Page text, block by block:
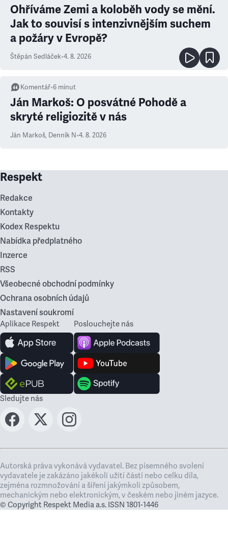
Ohříváme Zemi a koloběh vody se mění.
Jak to souvisí s intenzivnějším suchem
a požáry v Evropě?
Štěpán Sedláček•4. 8. 2026
Komentář•6 minut
Ján Markoš: O posvátné Pohodě a
skryté religiozitě v nás
Ján Markoš, Denník N•4. 8. 2026
Respekt
Redakce
Kontakty
Kodex Respektu
Nabídka předplatného
Inzerce
RSS
Všeobecné obchodní podmínky
Ochrana osobních údajů
Nastavení soukromí
Aplikace Respekt Poslouchejte nás
Sledujte nás
Autorská práva vykonává vydavatel. Bez písemného svolení
vydavatele je zakázáno jakékoli užití částí nebo celku díla,
zejména rozmnožování a šíření jakýmkoli způsobem,
mechanickým nebo elektronickým, v českém nebo jiném jazyce.
© Copyright Respekt Media a.s. ISSN 1801-1446